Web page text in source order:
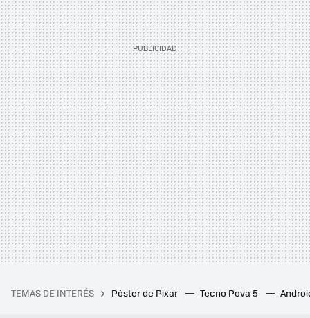
TEMAS DE INTERÉS Póster de Pixar Tecno Pova 5